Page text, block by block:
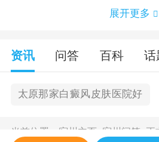
展开更多
资讯 问答 百科 话
太原那家白癜风皮肤医院好
当前位置： 宿州主页> 宿州问答> 正